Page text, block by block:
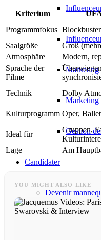
Marketing
Marketing
Gestion
Candidater
Devenir
Kriterium
Programmfokus
Saalgröße
Groß
Atmosphäre
Modern,
Sprache der
Filme
Technik
Dolby
Kulturprogramm Oper,
Ideal für
Gruppen,
Lage
Am
YOU MIGHT ALSO LIKE